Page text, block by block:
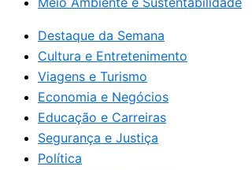
Destaque da Semana
Cultura e Entretenimento
Viagens e Turismo
Economia e Negócios
Educação e Carreiras
Segurança e Justiça
Política